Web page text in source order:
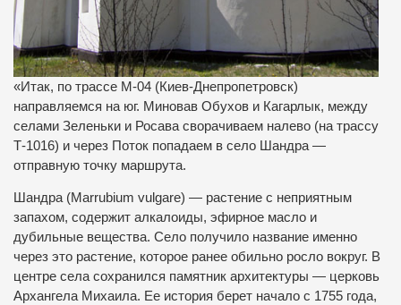
«Итак, по трассе М-04 (Киев-Днепропетровск)
направляемся на юг. Миновав Обухов и Кагарлык, между
селами Зеленьки и Росава сворачиваем налево (на трассу
Т-1016) и через Поток попадаем в село Шандра —
отправную точку маршрута.
Шандра (Marrubium vulgare) — растение с неприятным
запахом, содержит алкалоиды, эфирное масло и
дубильные вещества. Село получило название именно
через это растение, которое ранее обильно росло вокруг. В
центре села сохранился памятник архитектуры — церковь
Архангела Михаила. Ее история берет начало с 1755 года,